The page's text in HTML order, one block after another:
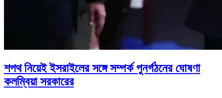
শপথ নিয়েই ইসরাইলের সঙ্গে সম্পর্ক পুনর্গঠনের ঘোষণা
কলম্বিয়া সরকারের